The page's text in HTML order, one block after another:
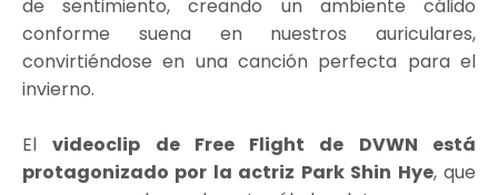
de sentimiento, creando un ambiente cálido
conforme suena en nuestros auriculares,
convirtiéndose en una canción perfecta para el
invierno.
Elvideoclip de Free Flight de DVWN está
protagonizado por la actriz Park Shin Hye, que